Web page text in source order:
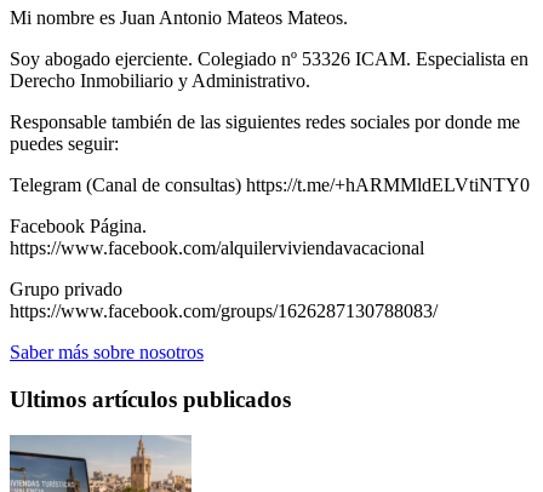
Mi nombre es Juan Antonio Mateos Mateos.
Soy abogado ejerciente. Colegiado nº 53326 ICAM. Especialista en
Derecho Inmobiliario y Administrativo.
Responsable también de las siguientes redes sociales por donde me
puedes seguir:
Telegram (Canal de consultas) https://t.me/+hARMMldELVtiNTY0
Facebook Página.
https://www.facebook.com/alquilerviviendavacacional
Grupo privado
https://www.facebook.com/groups/1626287130788083/
Saber más sobre nosotros
Ultimos artículos publicados